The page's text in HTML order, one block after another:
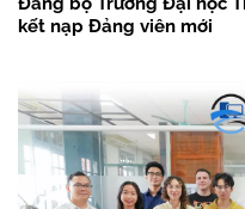
kết nạp Đảng viên mới